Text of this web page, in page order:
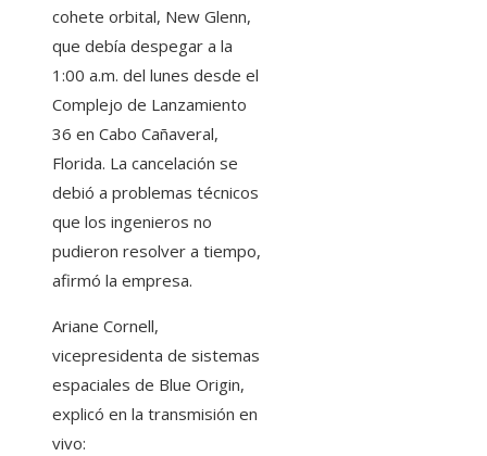
cohete orbital, New Glenn,
que debía despegar a la
1:00 a.m. del lunes desde el
Complejo de Lanzamiento
36 en Cabo Cañaveral,
Florida. La cancelación se
debió a problemas técnicos
que los ingenieros no
pudieron resolver a tiempo,
afirmó la empresa.
Ariane Cornell,
vicepresidenta de sistemas
espaciales de Blue Origin,
explicó en la transmisión en
vivo: